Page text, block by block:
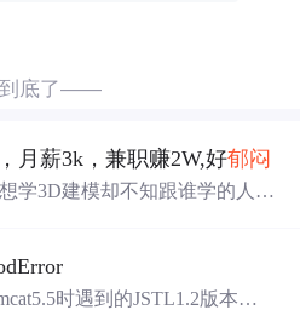
底了——
月薪3k，兼职赚2W,好郁闷
学3D建模却不知跟谁学的人提
建模的优劣，并附赠英雄联盟
时遇到的JSTL1.2版本不